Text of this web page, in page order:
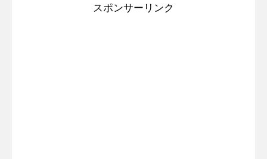
スポンサーリンク